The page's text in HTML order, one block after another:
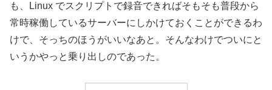
も、Linux でスクリプトで録音できればそもそも普段から
常時稼働しているサーバーにしかけておくことができるわ
けで、そっちのほうがいいなあと。そんなわけでついにと
いうかやっと乗り出しのであった。